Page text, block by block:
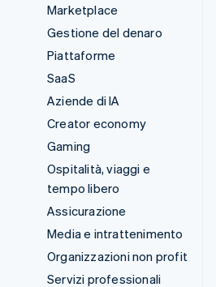
Marketplace
Gestione del denaro
Piattaforme
SaaS
Aziende di IA
Creator economy
Gaming
Ospitalità, viaggi e
tempo libero
Assicurazione
Media e intrattenimento
Organizzazioni non profit
Servizi professionali